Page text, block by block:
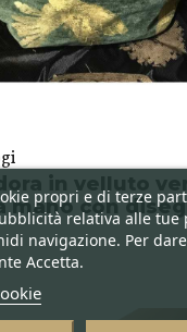
mano con
propri e di terze
relativa alle tue
navigazione. Per
Accetta.